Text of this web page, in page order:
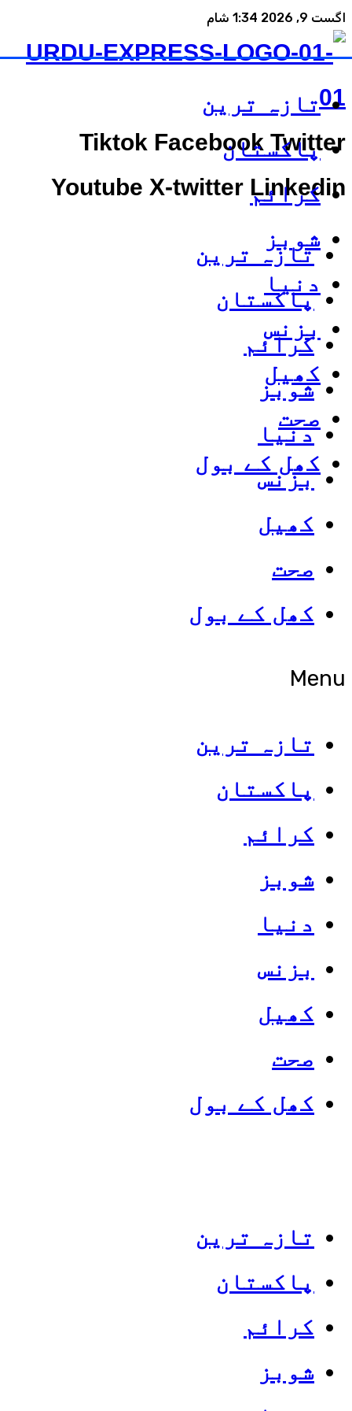
اگست 9, 2026 1:34 شام
Tiktok Facebook Twitter
Youtube X-twitter Linkedin
تازہ ترین
پاکستان
کرائم
شوبز
دنیا
بزنس
کھیل
صحت
کھل کے بول
Menu
تازہ ترین
پاکستان
کرائم
شوبز
دنیا
بزنس
کھیل
صحت
کھل کے بول
تازہ ترین
پاکستان
کرائم
شوبز
تازہ ترین
پاکستان
کرائم
شوبز
دنیا
بزنس
کھیل
صحت
کھل کے بول
Categories
Top News